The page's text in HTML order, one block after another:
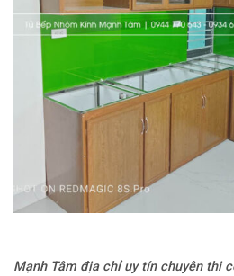
Mạnh Tâm địa chỉ uy tín chuyên thi